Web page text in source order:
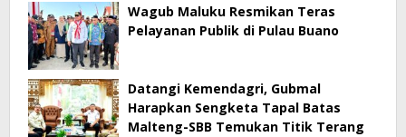
Wagub Maluku Resmikan Teras
Pelayanan Publik di Pulau Buano
Datangi Kemendagri, Gubmal
Harapkan Sengketa Tapal Batas
Malteng-SBB Temukan Titik Terang